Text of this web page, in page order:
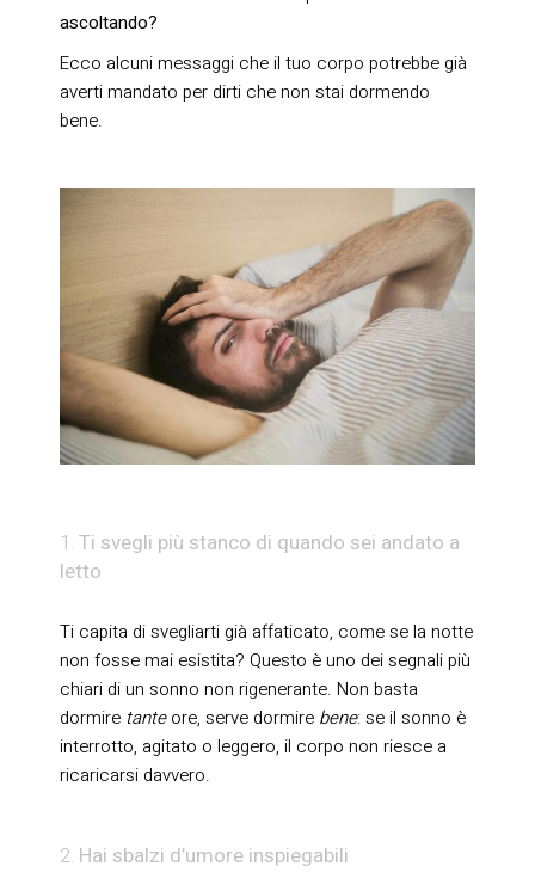
ascoltando?
Ecco alcuni messaggi che il tuo corpo potrebbe già
averti mandato per dirti che non stai dormendo
bene.
Ti svegli più stanco di quando sei andato a
letto
Ti capita di svegliarti già affaticato, come se la notte
non fosse mai esistita? Questo è uno dei segnali più
chiari di un sonno non rigenerante. Non basta
dormire tanteore, serve dormire bene: se il sonno è
interrotto, agitato o leggero, il corpo non riesce a
ricaricarsi davvero.
Hai sbalzi d’umore inspiegabili